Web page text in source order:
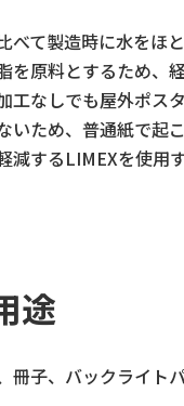
べて製造時に水をほ
を原料とするため、
工なしでも屋外ポス
いため、普通紙で起
減するLIMEXを使用
途
冊子、バックライト